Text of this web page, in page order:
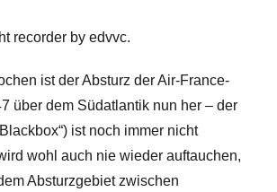
ist der Absturz der Air-France-
über dem Südatlantik nun her – der
ist noch immer nicht
wohl auch nie wieder auftauchen,
Absturzgebiet zwischen